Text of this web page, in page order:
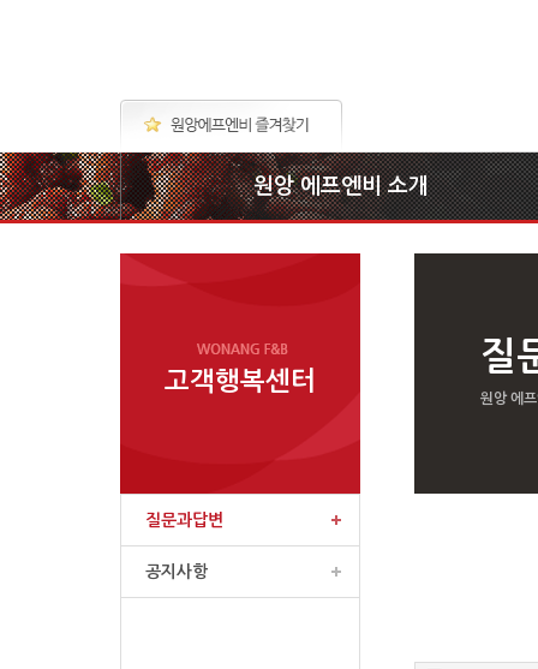
원앙 에프엔비 소개
고객행복센터
질문과답변
공지사항
질
원앙 에